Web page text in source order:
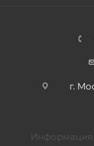
г.
Информация